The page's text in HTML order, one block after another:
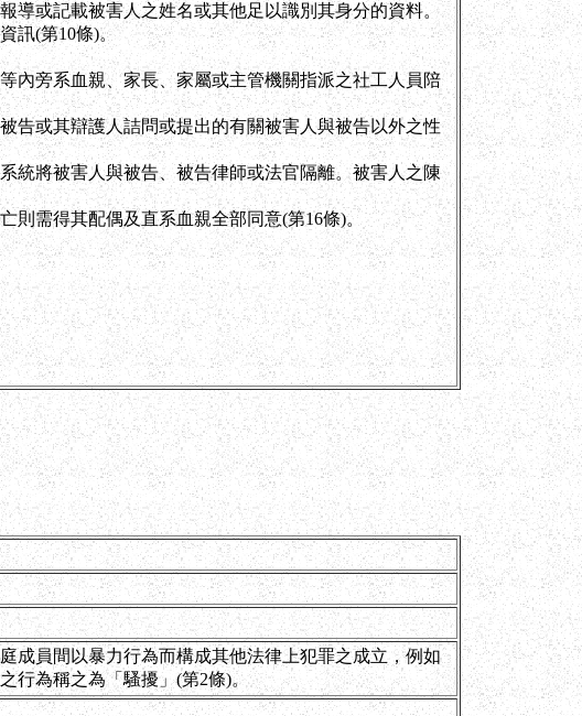
導或記載被害人之姓名或其他足以識別其身分的資料。
訊(第10條)。
內旁系血親、家長、家屬或主管機關指派之社工人員陪
告或其辯護人詰問或提出的有關被害人與被告以外之性
統將被害人與被告、被告律師或法官隔離。被害人之陳
則需得其配偶及直系血親全部同意(第16條)。
成員間以暴力行為而構成其他法律上犯罪之成立，例如
行為稱之為「騷擾」(第2條)。